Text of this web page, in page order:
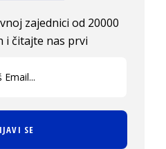
zajednici od 20000
i čitajte nas prvi
SE